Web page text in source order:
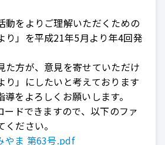
動をよりご理解いただくための
り」を平成21年5月より年4回発
た方が、意見を寄せていただけ
り」にしたいと考えております
をよろしくお願いします。
ードできますので、以下のファ
ださい。
やま 第63号.pdf